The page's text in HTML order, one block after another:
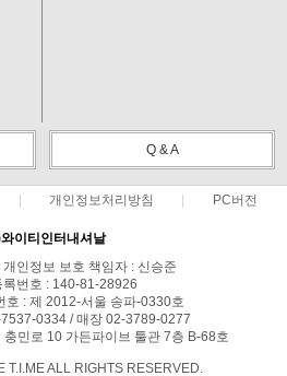
Q & A
개인정보처리방침 PC버전
이티인터내셔날
인정보 보호 책임자 : 신승준
록번호 : 140-81-28926
호 : 제 2012-서울 송파-0330호
0334 / 매장 02-3789-0277
충민로 10 가든파이브 툴관 7층 B-68호
T.I.ME ALL RIGHTS RESERVED.